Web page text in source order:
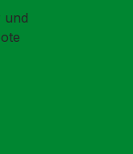
und